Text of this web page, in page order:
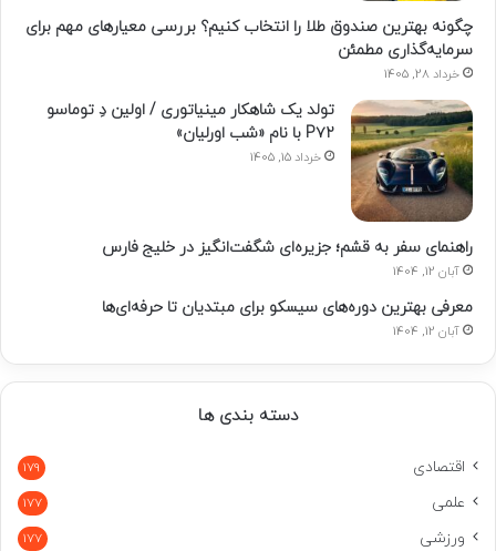
چگونه بهترین صندوق طلا را انتخاب کنیم؟ بررسی معیارهای مهم برای
سرمایه‌گذاری مطمئن
خرداد 28, 1405
تولد یک شاهکار مینیاتوری / اولین دِ توماسو
P۷۲ با نام «شب اورلیان»
خرداد 15, 1405
راهنمای سفر به قشم؛ جزیره‌ای شگفت‌انگیز در خلیج فارس
آبان 12, 1404
معرفی بهترین دوره‌های سیسکو برای مبتدیان تا حرفه‌ای‌ها
آبان 12, 1404
دسته بندی ها
اقتصادی 179
علمی 177
ورزشی 177